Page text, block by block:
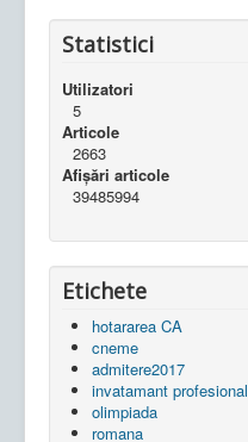
Statistici
Utilizatori
5
Articole
2663
Afișări articole
39485994
Etichete
hotararea CA
cneme
admitere2017
invatamant profesional
olimpiada
romana